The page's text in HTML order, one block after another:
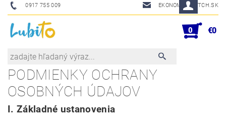
0917 755 009 EKONOM@SKETCH.SK
0 €0
PODMIENKY OCHRANY
OSOBNÝCH ÚDAJOV
I. Základné ustanovenia